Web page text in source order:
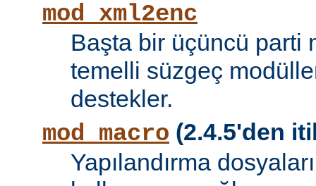
mod_xml2enc
Başta bir üçüncü parti
temelli süzgeç
destekler.
mod_macro (2.4.5'den
Yapılandırma